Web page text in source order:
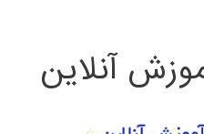
آنلاین